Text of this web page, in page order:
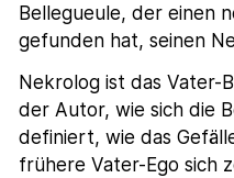
Bellegueule, der einen
gefunden hat, seinen
Nekrolog ist das Vater-
der Autor, wie sich die
definiert, wie das
frühere Vater-Ego sich